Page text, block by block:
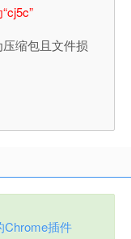
缩包且文件损
Chrome插件